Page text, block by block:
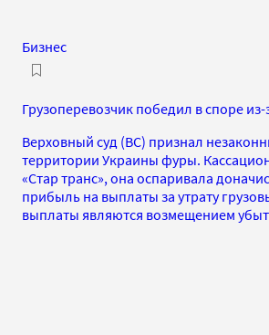
Бизнес
Грузоперевозчик победил в споре
Верховный суд (ВС) признал
территории Украины фуры.
«Стар транс», она оспаривала
прибыль на выплаты за утрату
выплаты являются возмещением